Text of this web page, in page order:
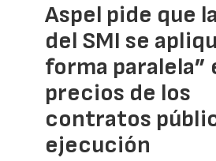
Aspel pide que
del SMI se
forma paralela”
precios de los
contratos
ejecución